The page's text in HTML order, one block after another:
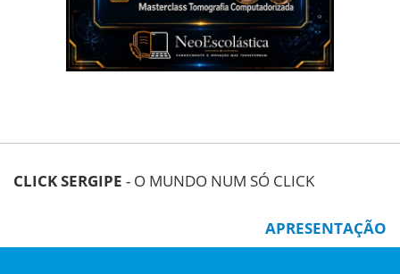
CLICK SERGIPE - O MUNDO NUM SÓ CLICK
APRESENTAÇÃO